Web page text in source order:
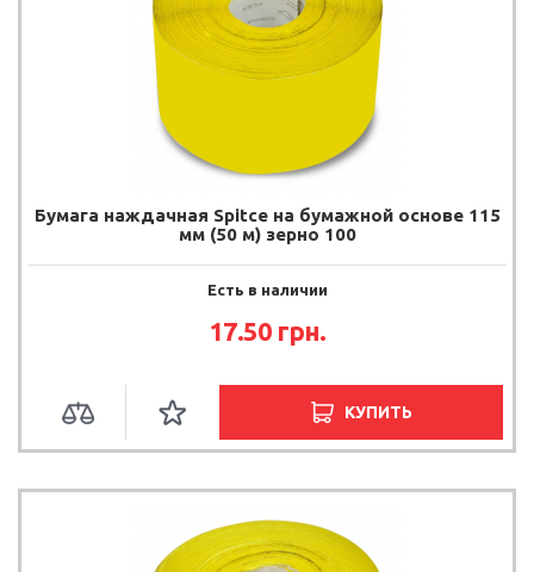
Бумага наждачная Spitce на бумажной основе 115
мм (50 м) зерно 100
Есть в наличии
17.50 грн.
КУПИТЬ